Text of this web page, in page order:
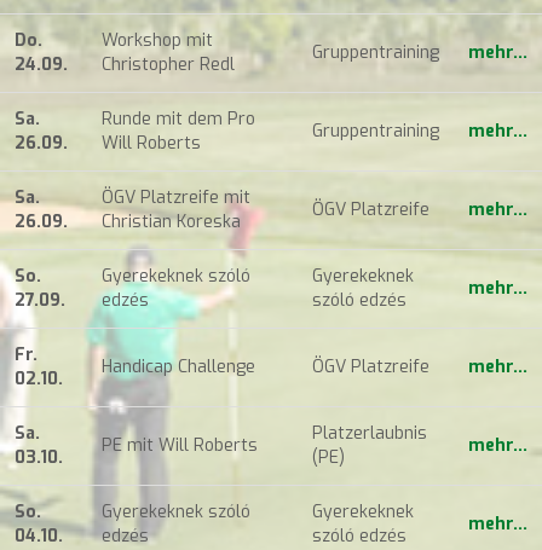
Do.
24.09.
Workshop mit
Christopher Redl
Gruppentraining mehr...
Sa.
26.09.
Runde mit dem Pro
Will Roberts
Gruppentraining mehr...
Sa.
26.09.
ÖGV Platzreife mit
Christian Koreska
ÖGV Platzreife mehr...
So.
27.09.
Gyerekeknek szóló
edzés
Gyerekeknek
szóló edzés
mehr...
Fr.
02.10.
Handicap Challenge ÖGV Platzreife mehr...
Sa.
03.10.
PE mit Will Roberts
Platzerlaubnis
(PE)
mehr...
So.
04.10.
Gyerekeknek szóló
edzés
Gyerekeknek
szóló edzés
mehr...